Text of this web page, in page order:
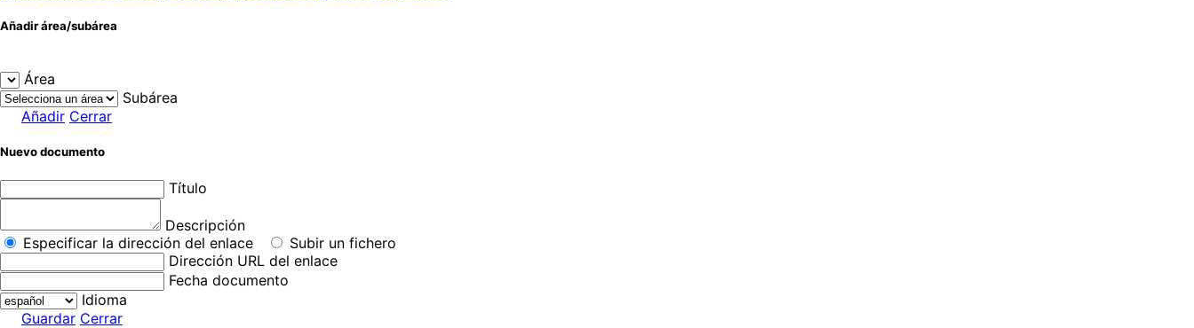
Añadir área/subárea
Área
Subárea
Añadir Cerrar
Nuevo documento
Título
Descripción
Especificar la dirección del enlace
Subir un fichero
Dirección URL del enlace
Fecha documento
Idioma
Guardar Cerrar